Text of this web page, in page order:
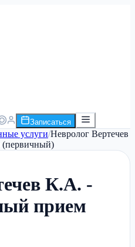
Записаться
услуги/Невролог Вертечев
(первичный)
К.А. -
прием